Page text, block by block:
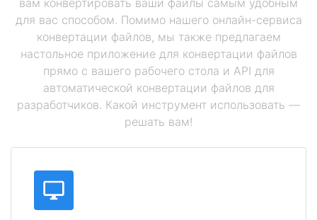
вам конвертировать ваши файлы самым удобным
для вас способом. Помимо нашего онлайн-сервиса
конвертации файлов, мы также предлагаем
настольное приложение для конвертации файлов
прямо с вашего рабочего стола и API для
автоматической конвертации файлов для
разработчиков. Какой инструмент использовать —
решать вам!